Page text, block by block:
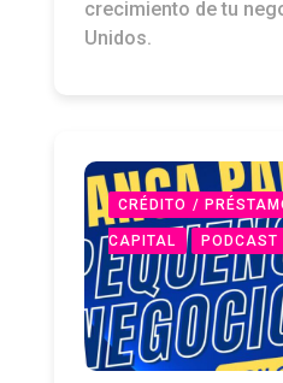
crecimiento de tu
Unidos.
CRÉDITO /
CAPITAL PODCAST